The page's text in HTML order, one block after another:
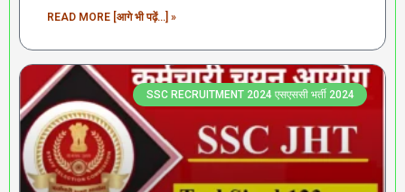
READ MORE [आगे भी पढ़ें...] »
SSC RECRUITMENT 2024 एसएससी भर्ती 2024